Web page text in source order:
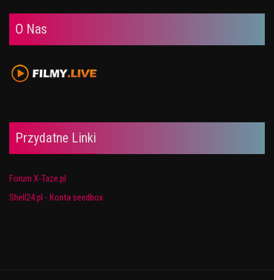
O Nas
Przydatne Linki
Forum X-Taze.pl
Shell24.pl - Konta seedbox